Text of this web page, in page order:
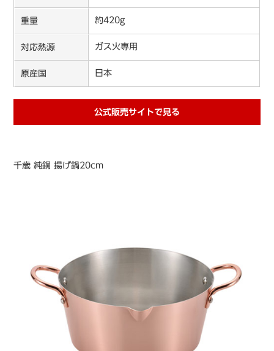
重量 約420g
対応熱源 ガス火専用
原産国 日本
公式販売サイトで見る
千歳 純銅 揚げ鍋20cm